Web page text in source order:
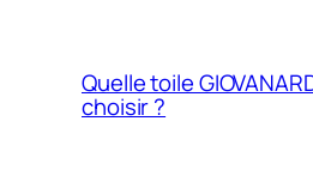
Quelle toile
choisir ?